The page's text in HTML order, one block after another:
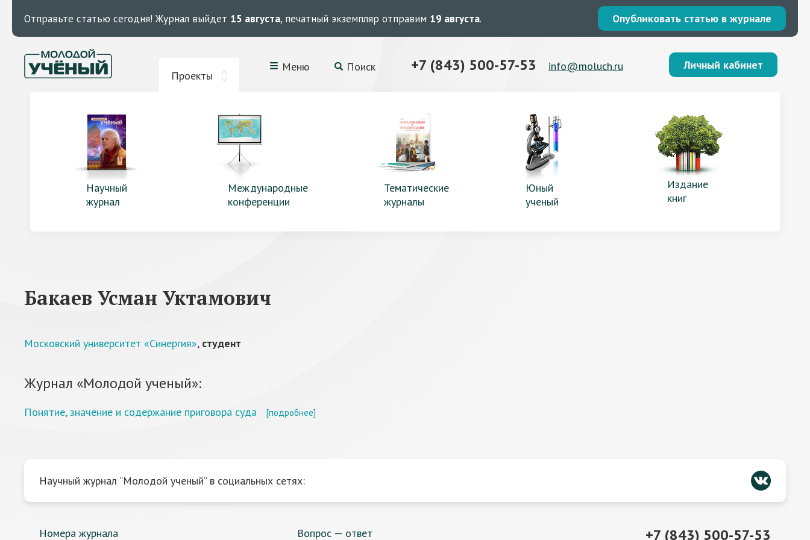
Отправьте статью сегодня! Журнал выйдет 15 августа, печатный экземпляр отправим 19 августа. Опубликовать статью в журнале
Проекты
Меню Поиск +7 (843) 500-57-53 info@moluch.ru Личный кабинет
Научный
журнал
Международные
конференции
Тематические
журналы
Юный
ученый
Издание
книг
Бакаев Усман Уктамович
Московский университет «Синергия», студент
Журнал «Молодой ученый»:
Понятие, значение и содержание приговора суда [подробнее]
Научный журнал “Молодой ученый” в социальных сетях:
Номера журнала Вопрос — ответ +7 (843) 500-57-53